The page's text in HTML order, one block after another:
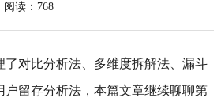
阅读：768
了对比分析法、多维度拆解法、漏斗
户留存分析法，本篇文章继续聊聊第